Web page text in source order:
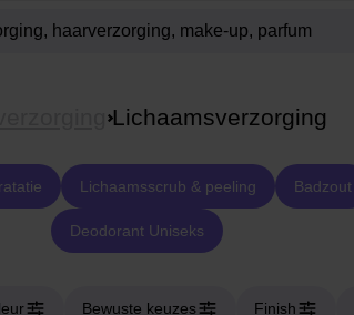
Lichaamsverzorging
Lichaamsscrub & peeling Badzout
Deodorant Uniseks
Bewuste keuzes Finish